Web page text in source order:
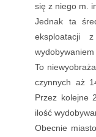
się z niego m.
Jednak ta
eksploatacji
wydobywaniem
To
czynnych aż
Przez kolejne
ilość
Obecnie